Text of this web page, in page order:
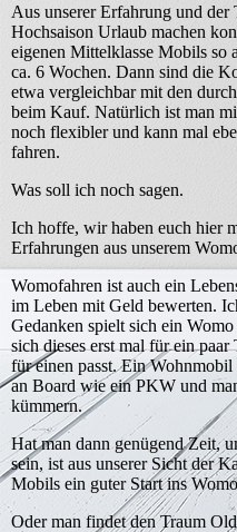
Aus unserer Erfahrung und der
Hochsaison Urlaub machen
eigenen Mittelklasse Mobils so
ca. 6 Wochen. Dann sind die
etwa vergleichbar mit den
beim Kauf. Natürlich ist man
noch flexibler und kann mal
fahren.
Was soll ich noch sagen.
Ich hoffe, wir haben euch hier
Erfahrungen aus unserem
Womofahren ist auch ein
im Leben mit Geld bewerten.
Gedanken spielt sich ein
sich dieses erst mal für ein
für einen passt. Ein
an Board wie ein PKW und
kümmern.
Hat man dann genügend Zeit,
sein, ist aus unserer Sicht der
Mobils ein guter Start ins
Oder man findet den Traum